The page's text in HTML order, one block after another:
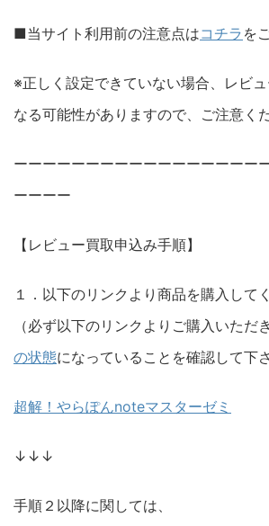
■当サイト利用前の注意点はコチラ を
※正しく設定できていない場合、レビュ
なる可能性がありますので、ご注意くだ
ーーーーーーーーーーーーーーーーー
ーーーー
【レビュー買取申込み手順】
１．以下のリンクより商品を購入して
（必ず以下のリンクよりご購入いただ
の状態になっていることを確認して下さ
超解！やらぽんnoteマスターゼミ
↓↓↓
手順２以降に関しては、